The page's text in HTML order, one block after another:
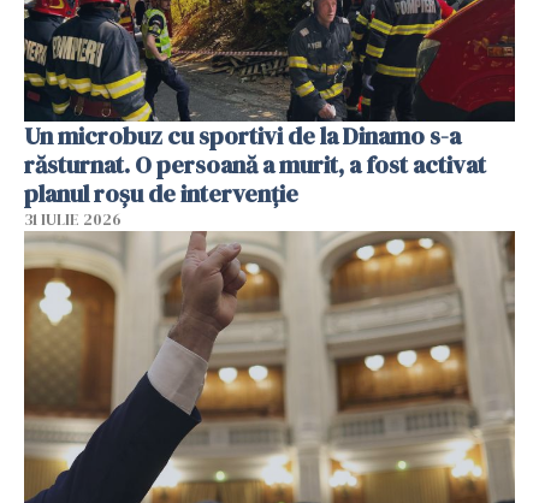
Un microbuz cu sportivi de la Dinamo s-a
răsturnat. O persoană a murit, a fost activat
planul roșu de intervenție
31 IULIE 2026